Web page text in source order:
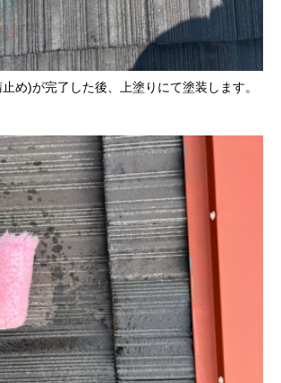
め)が完了した後、上塗りにて塗装します。